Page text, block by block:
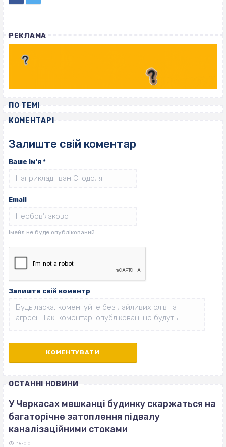
РЕКЛАМА
ПО ТЕМІ
КОМЕНТАРІ
Залиште свій коментар
Ваше ім'я *
Email
Залиште свій коментр
ОСТАННІ НОВИНИ
У Черкасах мешканці будинку скаржаться на
багаторічне затоплення підвалу
каналізаційними стоками
15:00